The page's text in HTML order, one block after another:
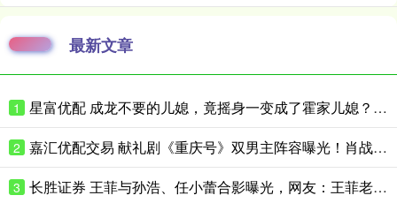
最新文章
1 星富优配 成龙不要的儿媳，竟摇身一变成了霍家儿媳？感到意外的何止他一人
2 嘉汇优配交易 献礼剧《重庆号》双男主阵容曝光！肖战无缝衔接进组，搭档老顶流
3 长胜证券 王菲与孙浩、任小蕾合影曝光，网友：王菲老了，眼角下垂皱纹明显